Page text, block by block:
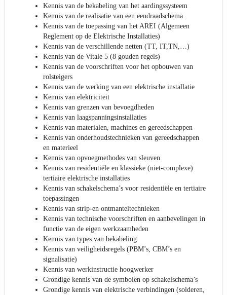
Kennis van de bekabeling van het aardingssysteem
Kennis van de realisatie van een eendraadschema
Kennis van de toepassing van het AREI (Algemeen
Reglement op de Elektrische Installaties)
Kennis van de verschillende netten (TT, IT,TN,…)
Kennis van de Vitale 5 (8 gouden regels)
Kennis van de voorschriften voor het opbouwen van
rolsteigers
Kennis van de werking van een elektrische installatie
Kennis van elektriciteit
Kennis van grenzen van bevoegdheden
Kennis van laagspanningsinstallaties
Kennis van materialen, machines en gereedschappen
Kennis van onderhoudstechnieken van gereedschappen
en materieel
Kennis van opvoegmethodes van sleuven
Kennis van residentiële en klassieke (niet-complexe)
tertiaire elektrische installaties
Kennis van schakelschema’s voor residentiële en tertiaire
toepassingen
Kennis van strip-en ontmanteltechnieken
Kennis van technische voorschriften en aanbevelingen in
functie van de eigen werkzaamheden
Kennis van types van bekabeling
Kennis van veiligheidsregels (PBM’s, CBM’s en
signalisatie)
Kennis van werkinstructie hoogwerker
Grondige kennis van de symbolen op schakelschema’s
Grondige kennis van elektrische verbindingen (solderen,